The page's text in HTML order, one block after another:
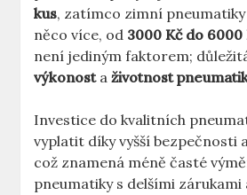
kus, zatímco zimní
něco více, od 3000 Kč do 6000
není jediným faktorem;
výkonostaživotnost
Investice do kvalitních
vyplatit díky vyšší bezpečnosti
což znamená méně časté
pneumatiky s delšími zárukami